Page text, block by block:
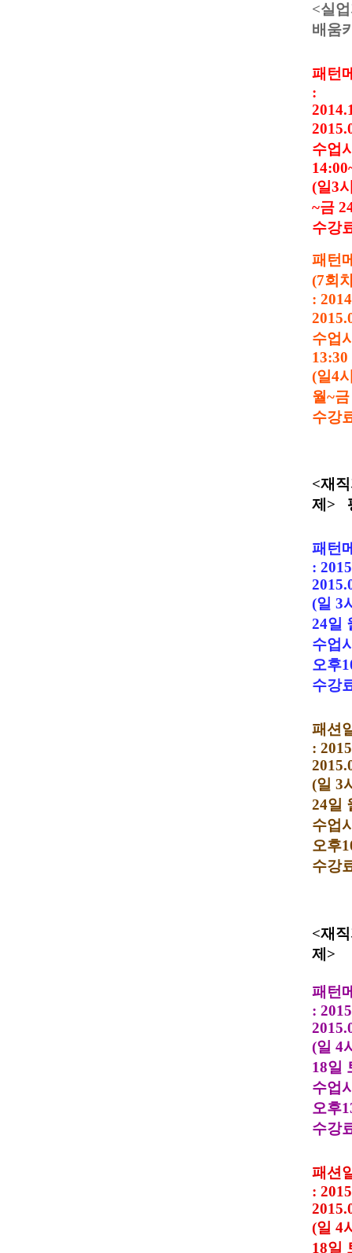
<실
배움
패턴
:
수업
(일3
~금
수강
패턴
(7회
:
수업
13:30
(일4
월~
수강
<재
제 >
패턴
:
(일3
24일
수업
오후
수강
패션
:
(일3
24일
수업
오후
수강
<재
제 >
패턴
:
(일4
18일
수업
오후
수강
패션
:
(일4
18일